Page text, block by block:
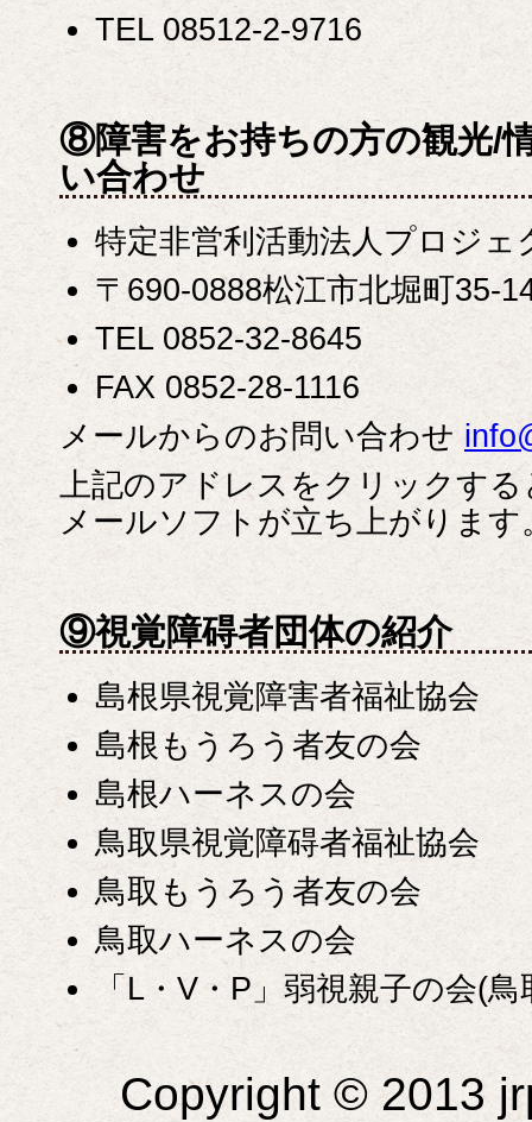
TEL 08512-2-9716
⑧障害をお持ちの方の観光/
い合わせ
特定非営利活動法人プロジェ
〒690-0888松江市北堀町35-
TEL 0852-32-8645
FAX 0852-28-1116
メールからのお問い合わせ
上記のアドレスをクリックす
メールソフトが立ち上がります
⑨視覚障碍者団体の紹介
島根県視覚障害者福祉協会
島根もうろう者友の会
島根ハーネスの会
鳥取県視覚障碍者福祉協会
鳥取もうろう者友の会
鳥取ハーネスの会
「L・V・P」弱視親子の会(
Copyright © 2013